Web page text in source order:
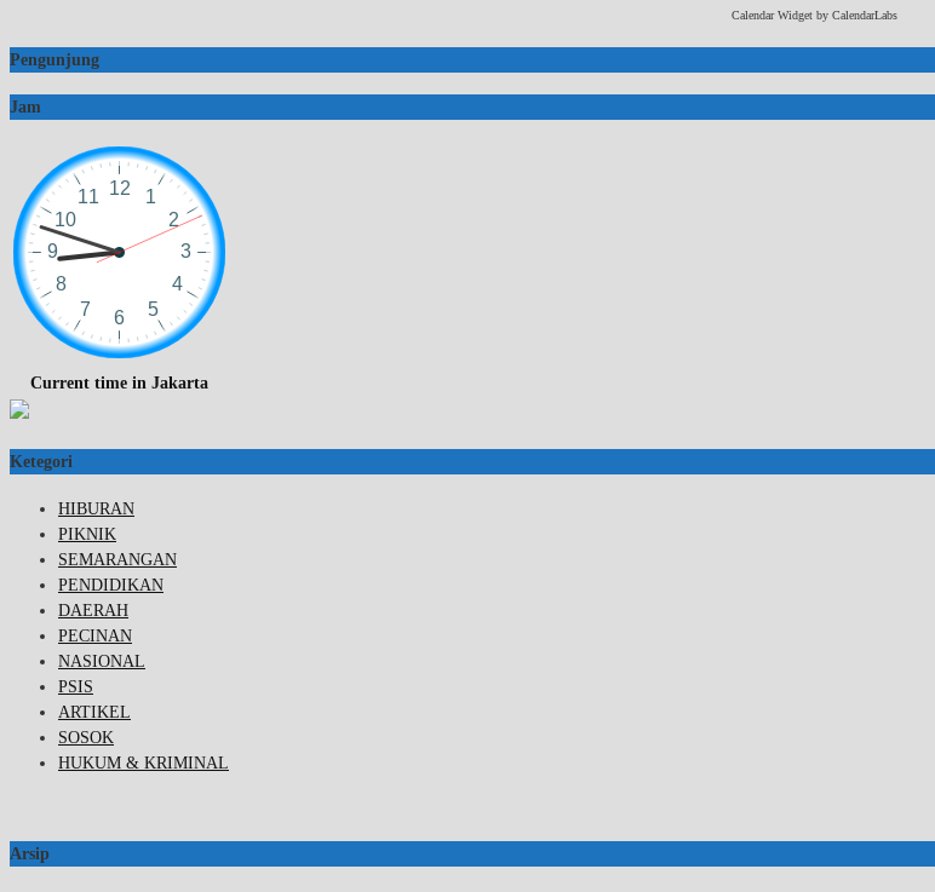
Calendar Widget by CalendarLabs
Pengunjung
Jam
Current time in Jakarta
Ketegori
HIBURAN
PIKNIK
SEMARANGAN
PENDIDIKAN
DAERAH
PECINAN
NASIONAL
PSIS
ARTIKEL
SOSOK
HUKUM & KRIMINAL
Arsip